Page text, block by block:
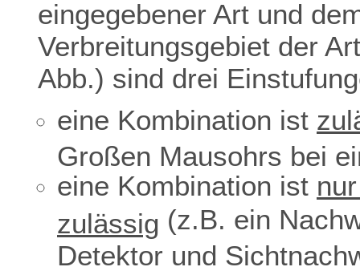
eingegebener Art und
Verbreitungsgebiet der
Abb.) sind drei
eine Kombination ist
Großen Mausohrs bei
eine Kombination ist
zulässig (z.B. ein
Detektor und